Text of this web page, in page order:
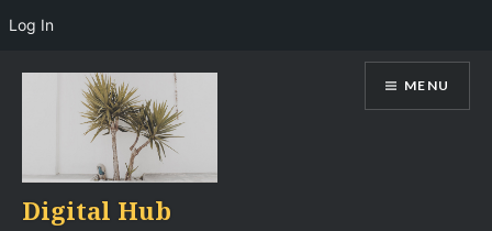
Digital Hub
MENU
Log In